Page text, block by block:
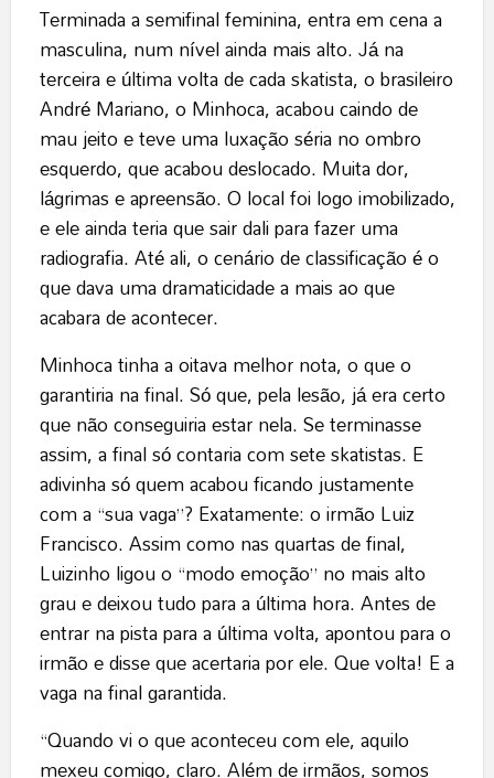
Terminada a semifinal feminina, entra em cena a
masculina, num nível ainda mais alto. Já na
terceira e última volta de cada skatista, o brasileiro
André Mariano, o Minhoca, acabou caindo de
mau jeito e teve uma luxação séria no ombro
esquerdo, que acabou deslocado. Muita dor,
lágrimas e apreensão. O local foi logo imobilizado,
e ele ainda teria que sair dali para fazer uma
radiografia. Até ali, o cenário de classificação é o
que dava uma dramaticidade a mais ao que
acabara de acontecer.
Minhoca tinha a oitava melhor nota, o que o
garantiria na final. Só que, pela lesão, já era certo
que não conseguiria estar nela. Se terminasse
assim, a final só contaria com sete skatistas. E
adivinha só quem acabou ficando justamente
com a “sua vaga”? Exatamente: o irmão Luiz
Francisco. Assim como nas quartas de final,
Luizinho ligou o “modo emoção” no mais alto
grau e deixou tudo para a última hora. Antes de
entrar na pista para a última volta, apontou para o
irmão e disse que acertaria por ele. Que volta! E a
vaga na final garantida.
“Quando vi o que aconteceu com ele, aquilo
mexeu comigo, claro. Além de irmãos, somos